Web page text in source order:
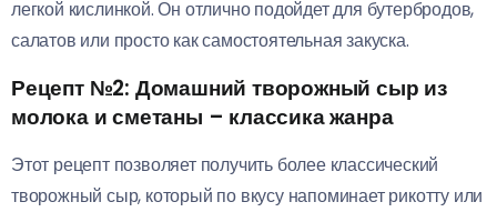
легкой кислинкой. Он отлично подойдет для бутербродов,
салатов или просто как самостоятельная закуска.
Рецепт №2: Домашний творожный сыр из
молока и сметаны – классика жанра
Этот рецепт позволяет получить более классический
творожный сыр, который по вкусу напоминает рикотту или